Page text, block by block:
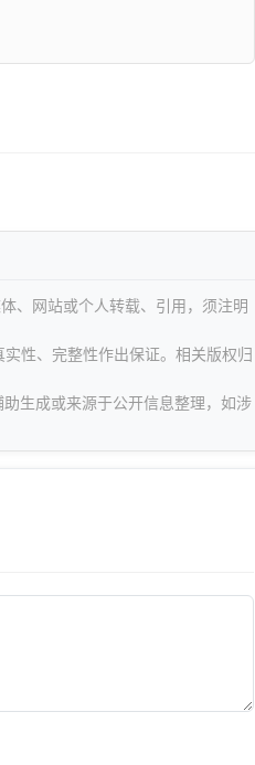
、网站或个人转载、引用，须注明
性、完整性作出保证。相关版权归
生成或来源于公开信息整理，如涉